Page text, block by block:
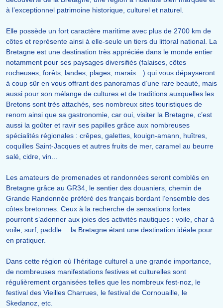
à l’exceptionnel patrimoine historique, culturel et naturel.
Elle possède un fort caractère maritime avec plus de 2700 km de
côtes et représente ainsi à elle-seule un tiers du littoral national. La
Bretagne est une destination très appréciée dans le monde entier
notamment pour ses paysages diversifiés (falaises, côtes
rocheuses, forêts, landes, plages, marais…) qui vous dépayseront
à coup sûr en vous offrant des panoramas d’une rare beauté, mais
aussi pour son mélange de cultures et de traditions auxquelles les
Bretons sont très attachés, ses nombreux sites touristiques de
renom ainsi que sa gastronomie, car oui, visiter la Bretagne, c’est
aussi la goûter et ravir ses papilles grâce aux nombreuses
spécialités régionales : crêpes, galettes, kouign-amann, huîtres,
coquilles Saint-Jacques et autres fruits de mer, caramel au beurre
salé, cidre, vin...
Les amateurs de promenades et randonnées seront comblés en
Bretagne grâce au GR34, le sentier des douaniers, chemin de
Grande Randonnée préféré des français bordant l’ensemble des
côtes bretonnes. Ceux à la recherche de sensations fortes
pourront s’adonner aux joies des activités nautiques : voile, char à
voile, surf, paddle… la Bretagne étant une destination idéale pour
en pratiquer.
Dans cette région où l’héritage culturel a une grande importance,
de nombreuses manifestations festives et culturelles sont
régulièrement organisées telles que les nombreux fest-noz, le
festival des Vieilles Charrues, le festival de Cornouaille, le
Skedanoz, etc.